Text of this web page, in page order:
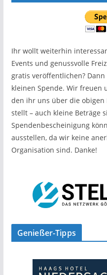
Ihr wollt weiterhin
Events und genussvolle
gratis veröffentlichen?
kleinen Spende. Wir freuen
den ihr uns über die
stellt – auch kleine Beträge
Spendenbescheinigung
ausstellen, da wir keine
Organisation sind. Danke!
Genießer-Tipps